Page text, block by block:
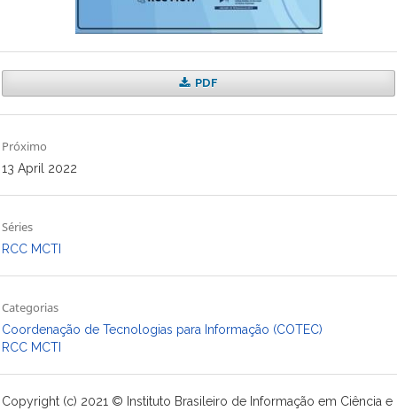
PDF
Próximo
13 April 2022
Séries
RCC MCTI
Categorias
Coordenação de Tecnologias para Informação (COTEC)
RCC MCTI
Copyright (c) 2021 © Instituto Brasileiro de Informação em Ciência e